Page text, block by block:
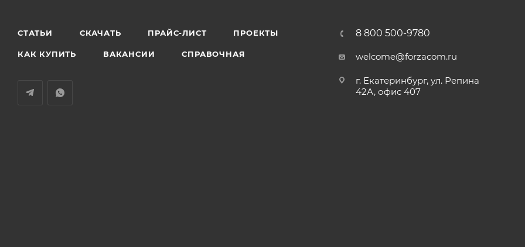
СТАТЬИ СКАЧАТЬ ПРАЙС-ЛИСТ ПРОЕКТЫ
КАК КУПИТЬ ВАКАНСИИ СПРАВОЧНАЯ
8 800 500-9780
welcome@forzacom.ru
г. Екатеринбург, ул. Репина
42А, офис 407